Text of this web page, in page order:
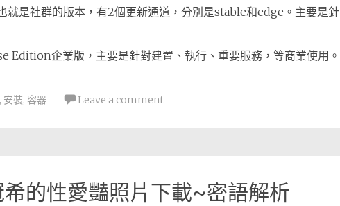
是社群的版本，有2個更新通道，分別是stable和edge。主要是針
Edition企業版，主要是針對建置、執行、重要服務，等商業使用。
, 安裝, 容器 Leave a comment
的性愛豔照片下載~密語解析